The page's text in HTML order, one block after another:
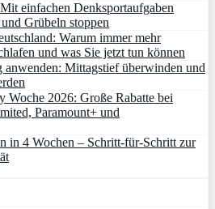
einfachen Denksportaufgaben
Grübeln stoppen
Warum immer mehr
und was Sie jetzt tun können
Mittagstief überwinden und
Woche 2026: Große Rabatte bei
Paramount+ und
in 4 Wochen – Schritt‑für‑Schritt zur